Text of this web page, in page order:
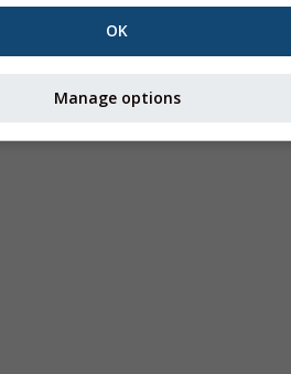
OK
Manage options